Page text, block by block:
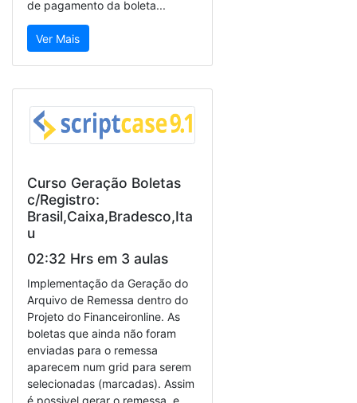
de pagamento da boleta...
Ver Mais
Curso Geração Boletas
c/Registro:
Brasil,Caixa,Bradesco,Ita
u
02:32 Hrs em 3 aulas
Implementação da Geração do
Arquivo de Remessa dentro do
Projeto do Financeironline. As
boletas que ainda não foram
enviadas para o remessa
aparecem num grid para serem
selecionadas (marcadas). Assim